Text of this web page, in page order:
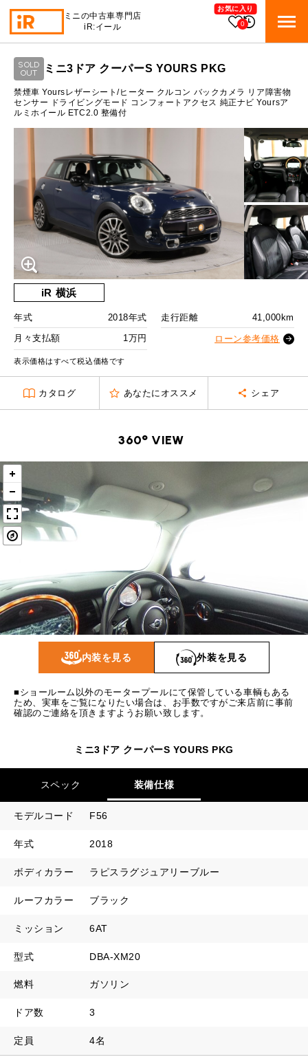
ミニの中古車専門店
iR:イール
お気に入り
0
BMW MINI BMWミニ 在庫検索
ROVER MINI ローバーミニ 在庫検索
TRADE 買取
TOP
iRの買取が他社よりも高い理由
必要書類
iRで愛車を売却されたお客様の声
BMWミニ買取査定依頼
ローバーミニ買取査定依頼
MAINTENANCE メンテナンス
TOP
BMWミニ メンテナンス
ローバーミニ メンテナンス
最近の修理実績
BLOG & MEDIA ブログ＆メディア
TOP
スタッフブログ
User's Voice 購入者様の声
Movie
MINI KNOWLEDGE ミニナレッジ
BMWミニナレッジ
ローバーミニナレッジ
ABOUT iR iRについて
会社概要
MAP
RECRUIT 採用情報
工場
お問い合わせ
サービス工場
iR TECH FACTORY
ROVER MINI
iR MAKERS
TEL
MAP
買取
査定依頼
来店予約
営業時間
10:00～18:00
定休日
月曜日（祝日の場合は火曜日）
月々支払額
223.2 万円
30 万円
支払回数 84 回
ボーナス支払回数/年 2 回
内訳
2回目以降 14,600 円
ボーナス月追加額 円
残価ローンの場合
総支払額 232.2 万円
頭金 30
残価
支払回数
内訳
1回目 14,443 円
2回目以降 10,100
ボーナス月数 14 回
SOLD
OUT
ミニ3ドア クーパーS YOURS PKG
禁煙車 Yoursレザーシート/ヒーター クルコン バックカメラ リア障害物
センサー ドライビングモード コンフォートアクセス 純正ナビ Yoursア
ルミホイール ETC2.0 整備付
iR 横浜
年式 2018年式 走行距離
41,000km
月々支払額
1万円 ローン参考価格
表示価格はすべて税込価格です
カタログ あなたにオススメ シェア
360° VIEW
内装を見る 外装を見る
■ショールーム以外のモータープールにて保管している車輌もある
ため、実車をご覧になりたい場合は、お手数ですがご来店前に事前
確認のご連絡を頂きますようお願い致します。
ミニ3ドア クーパーS YOURS PKG
スペック 装備仕様
モデルコード F56
年式 2018
ボディカラー ラピスラグジュアリーブルー
ルーフカラー ブラック
ミッション 6AT
型式 DBA-XM20
燃料 ガソリン
ドア数 3
定員 4名